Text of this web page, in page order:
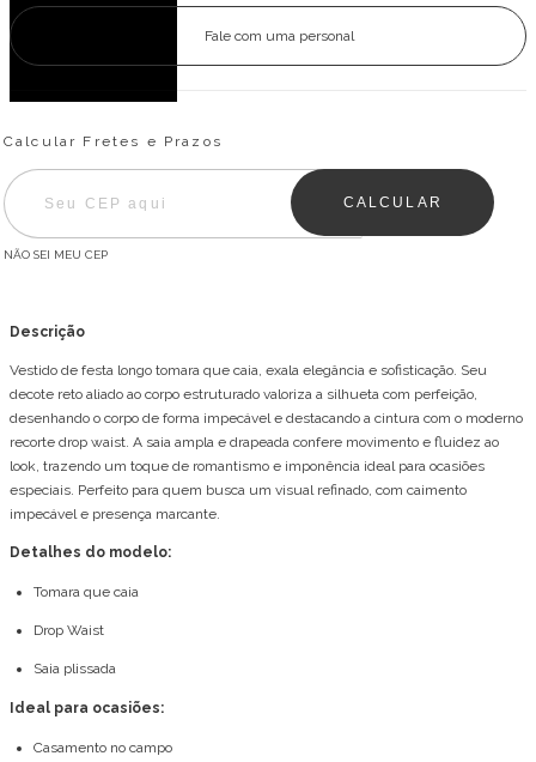
Fale com uma personal
Entregas para o CEP:
Calcular Fretes e Prazos
CALCULAR
NÃO SEI MEU CEP
Descrição
Vestido de festa longo tomara que caia, exala elegância e sofisticação. Seu
decote reto aliado ao corpo estruturado valoriza a silhueta com perfeição,
desenhando o corpo de forma impecável e destacando a cintura com o moderno
recorte drop waist. A saia ampla e drapeada confere movimento e fluidez ao
look, trazendo um toque de romantismo e imponência ideal para ocasiões
especiais. Perfeito para quem busca um visual refinado, com caimento
impecável e presença marcante.
Detalhes do modelo:
Tomara que caia
Drop Waist
Saia plissada
Ideal para ocasiões:
Casamento no campo